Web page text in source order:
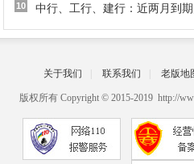
10 中行、工行、建行：近两月到
关于我们 联系我们 老版地
版权所有 Copyright © 2015-2019 http://